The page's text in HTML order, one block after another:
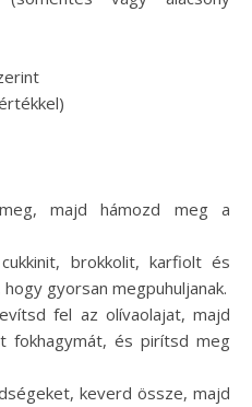
majd hámozd meg a
brokkolit, karfiolt és
gyorsan megpuhuljanak.
fel az olívaolajat, majd
fokhagymát, és pirítsd meg
keverd össze, majd